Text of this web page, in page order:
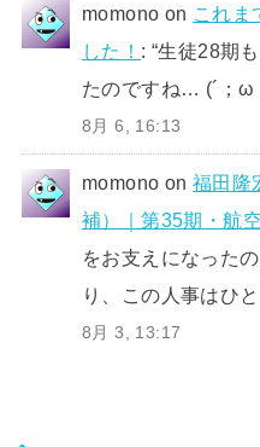
momono on これま
した！ : “生徒28期
たのですね… (´；ω
8月 6, 16:13
momono on福田隆
補）｜第35期・航
をお支えになった
り、この人事はひ
8月 3, 13:17